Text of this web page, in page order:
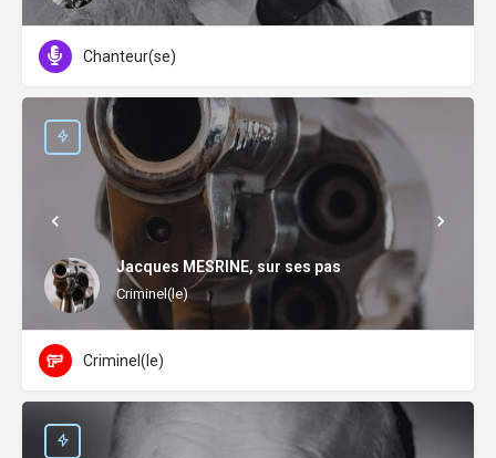
Chanteur(se)
Jacques MESRINE, sur ses pas
Criminel(le)
Criminel(le)